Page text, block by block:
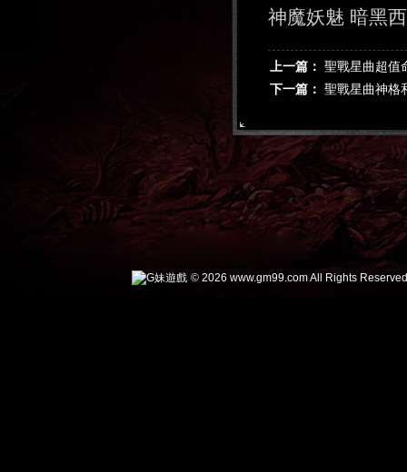
神魔妖魅 暗黑
上一篇： 聖戰星曲超值
下一篇： 聖戰星曲神格
© 2026 www.gm99.com All Rights